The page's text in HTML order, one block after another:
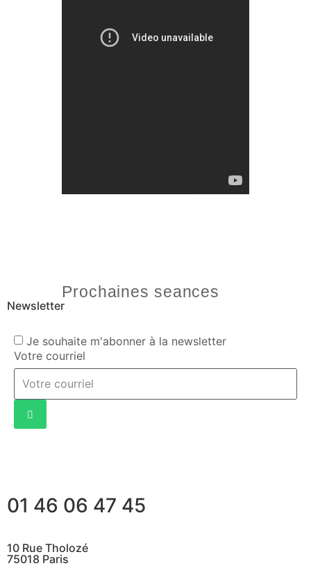
Prochaines seances
Newsletter
Je souhaite m'abonner à la newsletter
Votre courriel
01 46 06 47 45
10 Rue Tholozé
75018 Paris